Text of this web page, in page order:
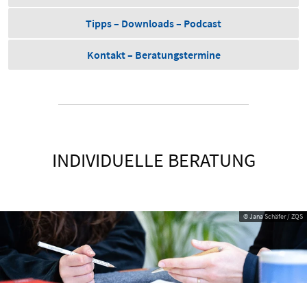
Tipps – Downloads – Podcast
Kontakt – Beratungstermine
INDIVIDUELLE BERATUNG
© Jana Schäfer / ZQS